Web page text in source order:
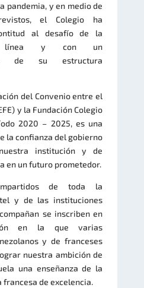
pandemia, y en medio de
el Colegio ha
al desafío de la
línea y con un
de su estructura
del Convenio entre el
y la Fundación Colegio
2020 – 2025, es una
la confianza del gobierno
institución y de
en un futuro prometedor.
de toda la
y de las instituciones
se inscriben en
en la que varias
y de franceses
nuestra ambición de
una enseñanza de la
francesa de excelencia.